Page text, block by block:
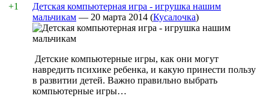
+1
Детская компьютерная игра - игрушка нашим
мальчикам — 20 марта 2014 (Кусалочка)
Детские компьютерные игры, как они могут
навредить психике ребенка, и какую принести пользу
в развитии детей. Важно правильно выбрать
компьютерные игры…